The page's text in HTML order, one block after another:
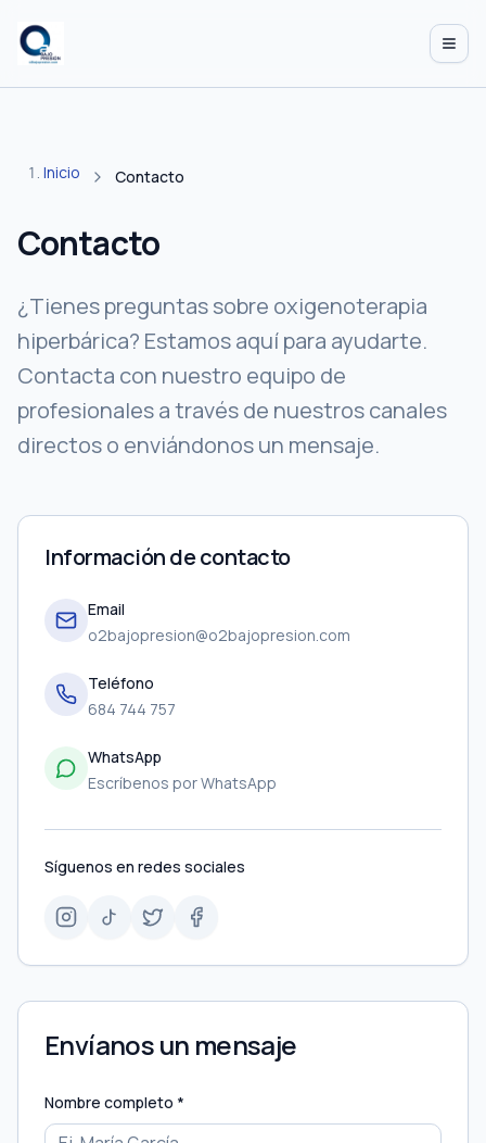
Abrir
Inicio Contacto
Contacto
¿Tienes preguntas sobre oxigenoterapia
hiperbárica? Estamos aquí para ayudarte.
Contacta con nuestro equipo de
profesionales a través de nuestros canales
directos o enviándonos un mensaje.
Información de contacto
Email
o2bajopresion@o2bajopresion.com
Teléfono
684 744 757
WhatsApp
Escríbenos por WhatsApp
Síguenos en redes sociales
Envíanos un mensaje
Nombre completo *